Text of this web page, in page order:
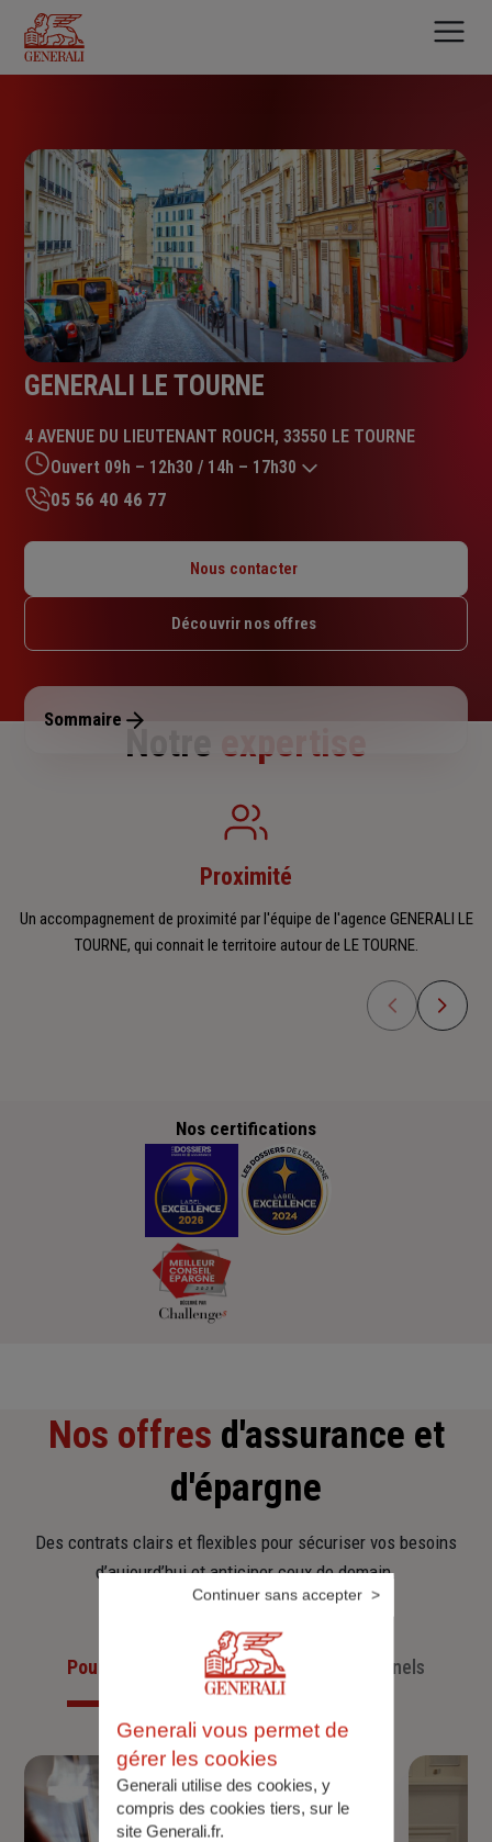
contenu
principal
GENERALI LE TOURNE
4 AVENUE DU LIEUTENANT ROUCH, 33550 LE TOURNE
Ouvert 09h – 12h30 / 14h – 17h30
Mardi : 09h – 12h30 / 14h – 17h30
Jeudi : 09h – 12h30 / 14h – 17h30
Dimanche : Fermé
05 56 40 46 77
Nous contacter
Découvrir nos offres
Sommaire
Notre expertise
Proximité
Un accompagnement de proximité par l'équipe de l'agence GENERALI LE
TOURNE, qui connait le territoire autour de LE TOURNE.
Nos certifications
Nos offres d'assurance et
d'épargne
Des contrats clairs et flexibles pour sécuriser vos besoins
d’aujourd’hui et anticiper ceux de demain.
Pour les particuliersPour les professionnels
Generali vous permet de
gérer les cookies
Generali utilise des cookies, y
compris des cookies tiers, sur le
site Generali.fr.
Continuer sans accepter